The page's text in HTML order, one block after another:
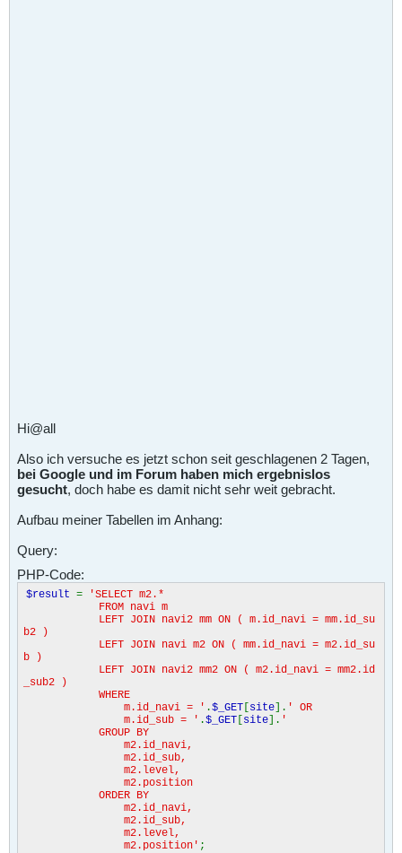
Hi@all
Also ich versuche es jetzt schon seit geschlagenen 2 Tagen,
bei Google und im Forum haben mich ergebnislos
gesucht, doch habe es damit nicht sehr weit gebracht.
Aufbau meiner Tabellen im Anhang:
Query:
PHP-Code:
$result =
'SELECT m2.*
FROM navi m
LEFT JOIN navi2 mm ON ( m.id_navi = mm.id_su
b2 )
LEFT JOIN navi m2 ON ( mm.id_navi = m2.id_su
b )
LEFT JOIN navi2 mm2 ON ( m2.id_navi = mm2.id
_sub2 )
WHERE
m.id_navi = ' .$_GET site ]. ' OR
m.id_sub = ' .$_GET site ]. '
GROUP BY
m2.id_navi,
m2.id_sub,
m2.level,
m2.position
ORDER BY
m2.id_navi,
m2.id_sub,
m2.level,
m2.position' ;